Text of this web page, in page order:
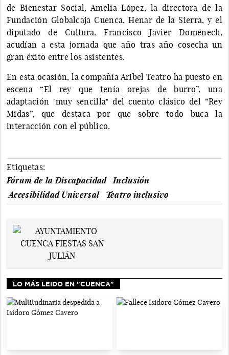
de Bienestar Social, Amelia López, la directora de la
Fundación Globalcaja Cuenca, Henar de la Sierra, y el
diputado de Cultura, Francisco Javier Doménech,
acudían a esta jornada que año tras año cosecha un
gran éxito entre los asistentes.
En esta ocasión, la compañía Aribel Teatro ha puesto en
escena “El rey que tenía orejas de burro”, una
adaptación "muy sencilla" del cuento clásico del “Rey
Midas”, que destaca por que sobre todo buca la
interacción con el público.
Etiquetas:
Fórum de la Discapacidad
Inclusión
Accesibilidad Universal
Teatro inclusivo
LO MÁS LEIDO EN "CUENCA"